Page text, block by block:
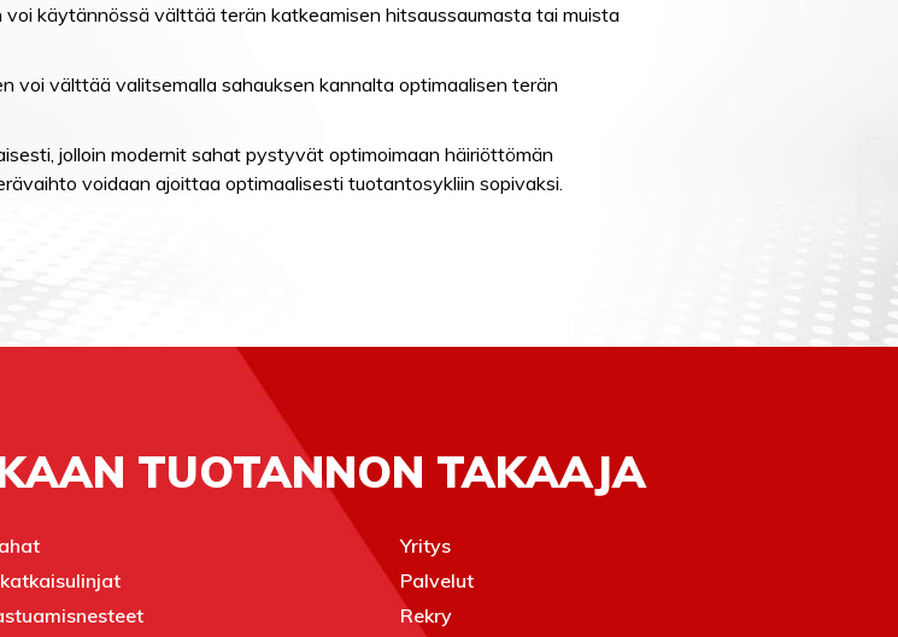
käytännössä välttää terän katkeamisen hitsaussaumasta tai muista
voi välttää valitsemalla sahauksen kannalta optimaalisen terän
jolloin modernit sahat pystyvät optimoimaan häiriöttömän
voidaan ajoittaa optimaalisesti tuotantosykliin sopivaksi.
TUOTANNON TAKAAJA
Yritys
Palvelut
Rekry